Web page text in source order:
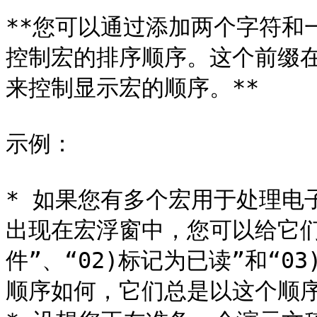
**您可以通过添加两个字符和
控制宏的排序顺序。这个前缀
来控制显示宏的顺序。**
示例：
* 如果您有多个宏用于处理电
出现在宏浮窗中，您可以给它
件”、“02)标记为已读”和
顺序如何，它们总是以这个顺